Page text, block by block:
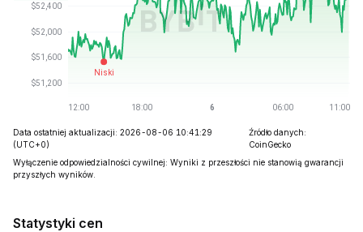
Data ostatniej aktualizacji: 2026-08-06 10:41:29
(UTC+0)
Źródło danych:
CoinGecko
Wyłączenie odpowiedzialności cywilnej: Wyniki z przeszłości nie stanowią gwarancji
przyszłych wyników.
Statystyki cen